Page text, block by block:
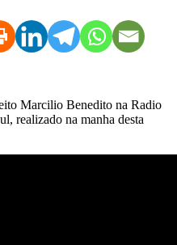
Marcilio Benedito na Radio
realizado na manha desta